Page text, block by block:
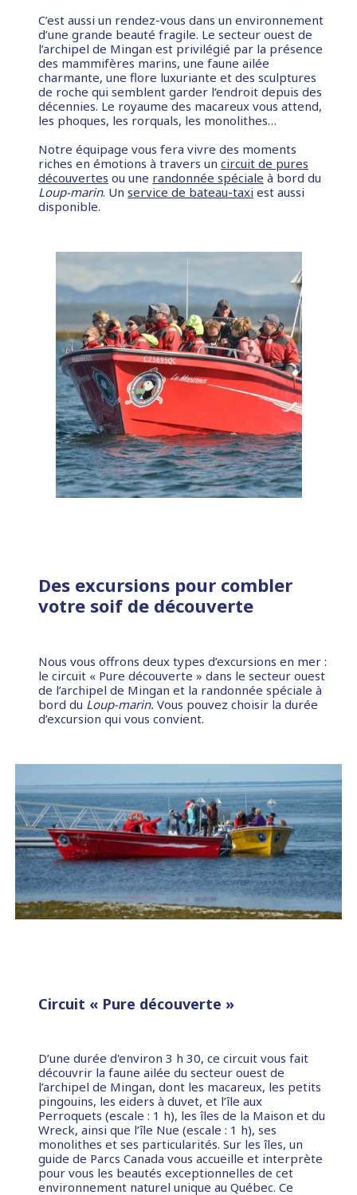
C’est aussi un rendez-vous dans un environnement
d’une grande beauté fragile. Le secteur ouest de
l’archipel de Mingan est privilégié par la présence
des mammifères marins, une faune ailée
charmante, une flore luxuriante et des sculptures
de roche qui semblent garder l’endroit depuis des
décennies. Le royaume des macareux vous attend,
les phoques, les rorquals, les monolithes…
Notre équipage vous fera vivre des moments
riches en émotions à travers un circuit de pures
découvertes ou une randonnée spéciale à bord du
Loup-marin. Un service de bateau-taxi est aussi
disponible.
Des excursions pour combler
votre soif de découverte
Nous vous offrons deux types d’excursions en mer :
le circuit « Pure découverte » dans le secteur ouest
de l’archipel de Mingan et la randonnée spéciale à
bord du Loup-marin. Vous pouvez choisir la durée
d’excursion qui vous convient.
Circuit « Pure découverte »
D’une durée d'environ 3 h 30, ce circuit vous fait
découvrir la faune ailée du secteur ouest de
l’archipel de Mingan, dont les macareux, les petits
pingouins, les eiders à duvet, et l’île aux
Perroquets (escale : 1 h), les îles de la Maison et du
Wreck, ainsi que l’île Nue (escale : 1 h), ses
monolithes et ses particularités. Sur les îles, un
guide de Parcs Canada vous accueille et interprète
pour vous les beautés exceptionnelles de cet
environnement naturel unique au Québec. Ce